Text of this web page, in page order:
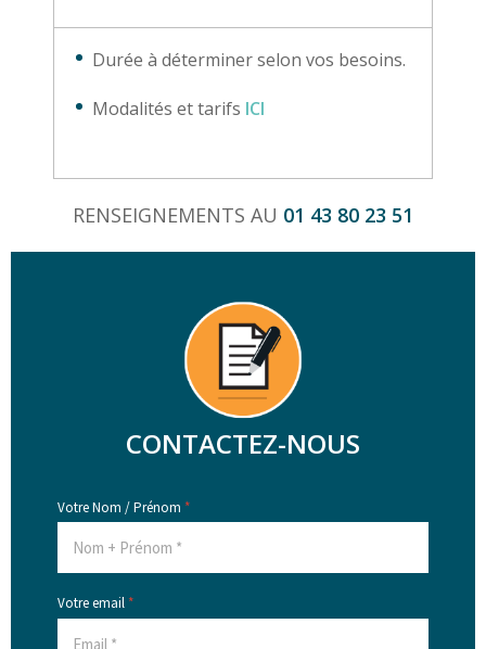
Durée à déterminer selon vos besoins.
Modalités et tarifs ICI
RENSEIGNEMENTS AU 01 43 80 23 51
CONTACTEZ-NOUS
Votre Nom / Prénom *
Votre email *